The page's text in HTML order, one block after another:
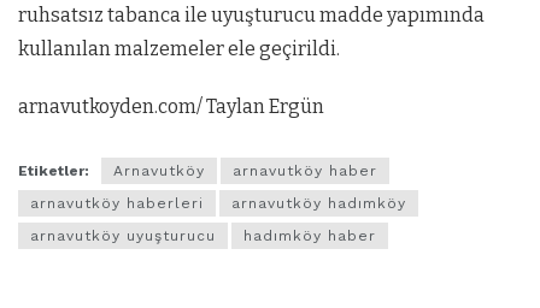
ruhsatsız tabanca ile uyuşturucu madde yapımında
kullanılan malzemeler ele geçirildi.
arnavutkoyden.com/ Taylan Ergün
Etiketler: Arnavutköy
arnavutköy haber
arnavutköy haberleri
arnavutköy hadımköy
arnavutköy uyuşturucu
hadımköy haber